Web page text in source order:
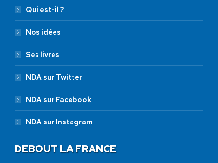
Qui est-il ?
Nos idées
Ses livres
NDA sur Twitter
NDA sur Facebook
NDA sur Instagram
DEBOUT LA FRANCE